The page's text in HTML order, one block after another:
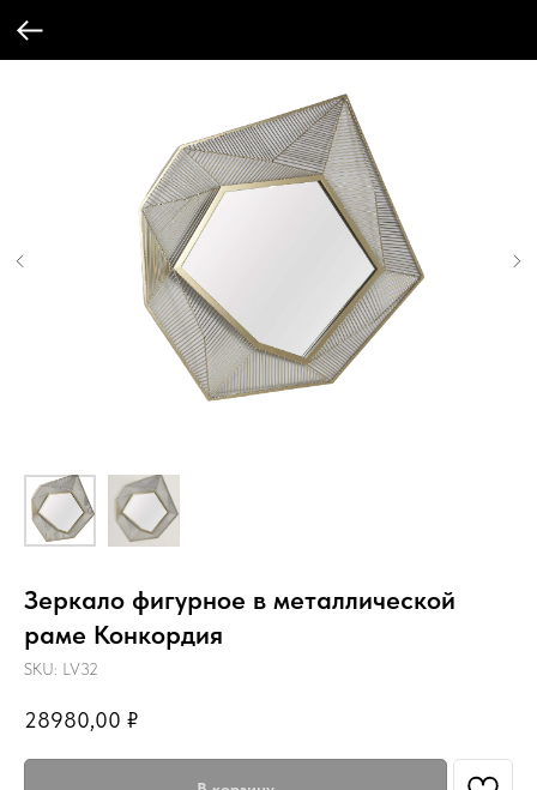
Зеркало фигурное в металлической
раме Конкордия
SKU: LV32
28980,00 ₽